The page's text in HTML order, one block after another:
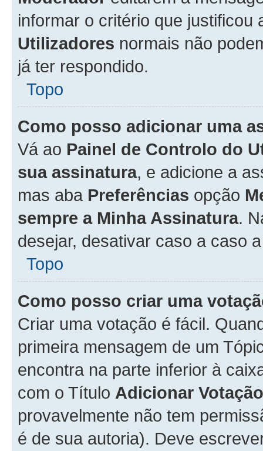
informar o critério que
Utilizadores normais não
já ter respondido.
Topo
Como posso adicionar uma
Vá ao Painel de Controlo do
sua assinatura, e adicione a
mas aba Preferências opção
sempre a Minha Assinatura.
desejar, desativar caso a caso
Topo
Como posso criar uma
Criar uma votação é fácil.
primeira mensagem de um
encontra na parte inferior à
com o Título Adicionar Votação
provavelmente não tem
é de sua autoria). Deve